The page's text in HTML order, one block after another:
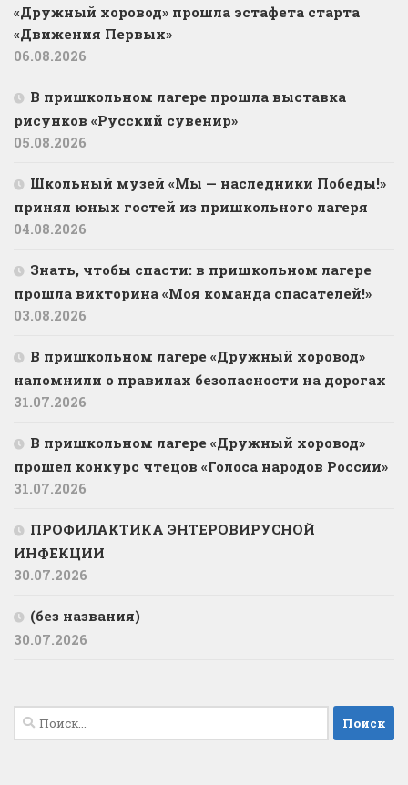
«Дружный хоровод» прошла эстафета старта
«Движения Первых»
06.08.2026
В пришкольном лагере прошла выставка
рисунков «Русский сувенир»
05.08.2026
Школьный музей «Мы — наследники Победы!»
принял юных гостей из пришкольного лагеря
04.08.2026
Знать, чтобы спасти: в пришкольном лагере
прошла викторина «Моя команда спасателей!»
03.08.2026
В пришкольном лагере «Дружный хоровод»
напомнили о правилах безопасности на дорогах
31.07.2026
В пришкольном лагере «Дружный хоровод»
прошел конкурс чтецов «Голоса народов России»
31.07.2026
ПРОФИЛАКТИКА ЭНТЕРОВИРУСНОЙ
ИНФЕКЦИИ
30.07.2026
(без названия)
30.07.2026
Найти: